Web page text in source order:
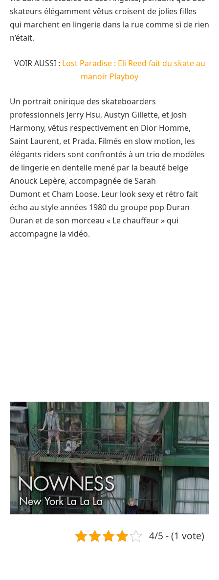
skateurs élégamment vêtus croisent de jolies filles
qui marchent en lingerie dans la rue comme si de rien
n’était.
VOIR AUSSI : Lost Paradise : Eli Reed fait du skate au
manoir Playboy
Un portrait onirique des skateboarders
professionnels Jerry Hsu, Austyn Gillette, et Josh
Harmony, vêtus respectivement en Dior Homme,
Saint Laurent, et Prada. Filmés en slow motion, les
élégants riders sont confrontés à un trio de modèles
de lingerie en dentelle mené par la beauté belge
Anouck Lepère, accompagnée de Sarah
Dumont et Cham Loose. Leur look sexy et rétro fait
écho au style années 1980 du groupe pop Duran
Duran et de son morceau « Le chauffeur » qui
accompagne la vidéo.
4/5 - (1 vote)